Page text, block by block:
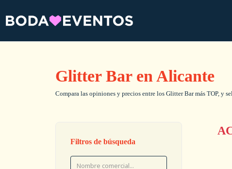
Glitter Bar en Alicante
Compara las opiniones y precios entre los Glitter Bar más TOP, y
Filtros de búsqueda